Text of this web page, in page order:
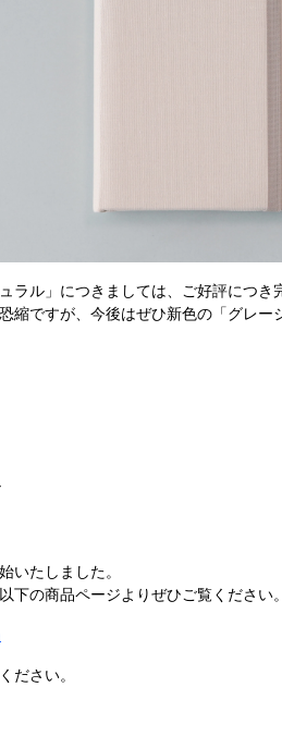
ラル」につきましては、ご好評につき
縮ですが、今後はぜひ新色の「グレー
いたしました。
下の商品ページよりぜひご覧ください。
ださい。